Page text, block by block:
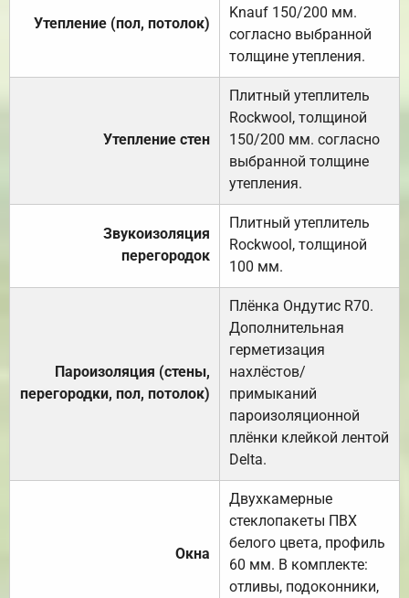
Утепление (пол, потолок)
Knauf 150/200 мм.
согласно выбранной
толщине утепления.
Утепление стен
Плитный утеплитель
Rockwool, толщиной
150/200 мм. согласно
выбранной толщине
утепления.
Звукоизоляция
перегородок
Плитный утеплитель
Rockwool, толщиной
100 мм.
Пароизоляция (стены,
перегородки, пол, потолок)
Плёнка Ондутис R70.
Дополнительная
герметизация
нахлёстов/
примыканий
пароизоляционной
плёнки клейкой лентой
Delta.
Окна
Двухкамерные
стеклопакеты ПВХ
белого цвета, профиль
60 мм. В комплекте:
отливы, подоконники,